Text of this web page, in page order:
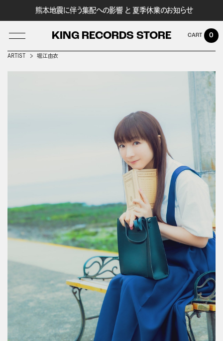
熊本地震に伴う集配への影響 と 夏季休業のお知らせ
KING RECORDS STORE 0
ARTIST 堀江由衣